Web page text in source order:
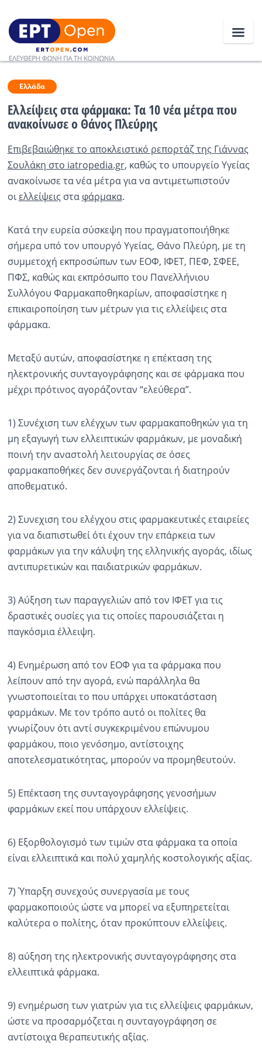
Ειδήσεις
Ελλάδα
Κοινωνία
Πολιτική
Οικονομία
Κόσμος
Ραδιόφωνο
Εκπομπές
Πολιτισμός
Ελλάδα
Ελλείψεις στα φάρμακα: Τα 10 νέα μέτρα που
ανακοίνωσε ο Θάνος Πλεύρης
Επιβεβαιώθηκε το αποκλειστικό ρεπορτάζ της Γιάννας
Σουλάκη στο iatropedia.gr, καθώς το υπουργείο Υγείας
ανακοίνωσε τα νέα μέτρα για να αντιμετωπιστούν
οιελλείψεις στα φάρμακα.
Κατά την ευρεία σύσκεψη που πραγματοποιήθηκε
σήμερα υπό τον υπουργό Υγείας, Θάνο Πλεύρη, με τη
συμμετοχή εκπροσώπων των ΕΟΦ, ΙΦΕΤ, ΠΕΦ, ΣΦΕΕ,
ΠΦΣ, καθώς και εκπρόσωπο του Πανελλήνιου
Συλλόγου Φαρμακαποθηκαρίων, αποφασίστηκε η
επικαιροποίηση των μέτρων για τις ελλείψεις στα
φάρμακα.
Μεταξύ αυτών, αποφασίστηκε η επέκταση της
ηλεκτρονικής συνταγογράφησης και σε φάρμακα που
μέχρι πρότινος αγοράζονταν “ελεύθερα”.
1) Συνέχιση των ελέγχων των φαρμακαποθηκών για τη
μη εξαγωγή των ελλειπτικών φαρμάκων, με μοναδική
ποινή την αναστολή λειτουργίας σε όσες
φαρμακαποθήκες δεν συνεργάζονται ή διατηρούν
αποθεματικό.
2) Συνεχιση του ελέγχου στις φαρμακευτικές εταιρείες
για να διαπιστωθεί ότι έχουν την επάρκεια των
φαρμάκων για την κάλυψη της ελληνικής αγοράς, ιδίως
αντιπυρετικών και παιδιατρικών φαρμάκων.
3) Αύξηση των παραγγελιών από τον ΙΦΕΤ για τις
δραστικές ουσίες για τις οποίες παρουσιάζεται η
παγκόσμια έλλειψη.
4) Ενημέρωση από τον ΕΟΦ για τα φάρμακα που
λείπουν από την αγορά, ενώ παράλληλα θα
γνωστοποιείται το που υπάρχει υποκατάσταση
φαρμάκων. Με τον τρόπο αυτό οι πολίτες θα
γνωρίζουν ότι αντί συγκεκριμένου επώνυμου
φαρμάκου, ποιο γενόσημο, αντίστοιχης
αποτελεσματικότητας, μπορούν να προμηθευτούν.
5) Επέκταση της συνταγογράφησης γενοσήμων
φαρμάκων εκεί που υπάρχουν ελλείψεις.
6) Εξορθολογισμό των τιμών στα φάρμακα τα οποία
είναι ελλειπτικά και πολύ χαμηλής κοστολογικής αξίας.
7) Ύπαρξη συνεχούς συνεργασία με τους
φαρμακοποιούς ώστε να μπορεί να εξυπηρετείται
καλύτερα ο πολίτης, όταν προκύπτουν ελλείψεις.
8) αύξηση της ηλεκτρονικής συνταγογράφησης στα
ελλειπτικά φάρμακα.
9) ενημέρωση των γιατρών για τις ελλείψεις φαρμάκων,
ώστε να προσαρμόζεται η συνταγογράφηση σε
αντίστοιχα θεραπευτικής αξίας.